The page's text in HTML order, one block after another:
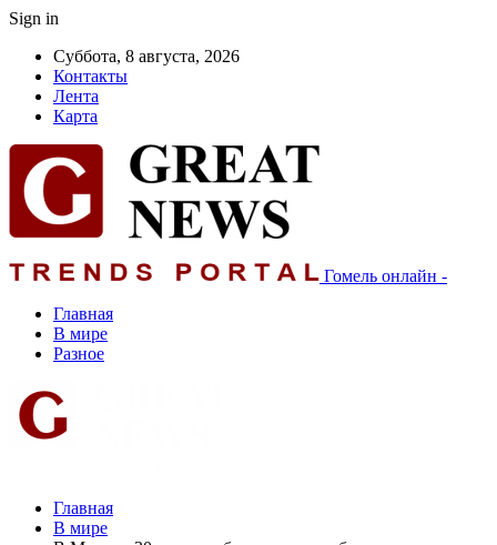
Sign in
Суббота, 8 августа, 2026
Контакты
Лента
Карта
Гомель онлайн -
Главная
В мире
Разное
Главная
В мире